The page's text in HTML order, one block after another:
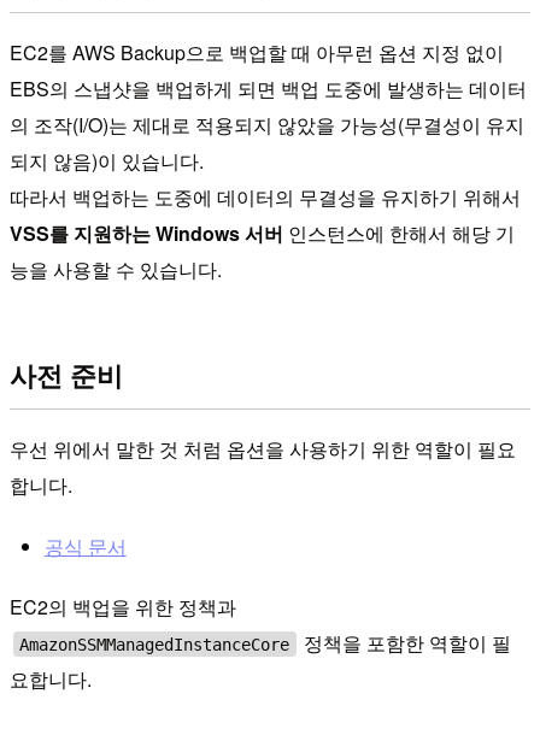
EC2를 AWS Backup으로 백업할 때 아무런 옵션 지정 없이
EBS의 스냅샷을 백업하게 되면 백업 도중에 발생하는 데이터
의 조작(I/O)는 제대로 적용되지 않았을 가능성(무결성이 유지
되지 않음)이 있습니다.
따라서 백업하는 도중에 데이터의 무결성을 유지하기 위해서
VSS를 지원하는 Windows 서버 인스턴스에 한해서 해당 기
능을 사용할 수 있습니다.
사전 준비
우선 위에서 말한 것 처럼 옵션을 사용하기 위한 역할이 필요
합니다.
공식 문서
EC2의 백업을 위한 정책과
AmazonSSMManagedInstanceCore
정책을 포함한 역할이 필
요합니다.